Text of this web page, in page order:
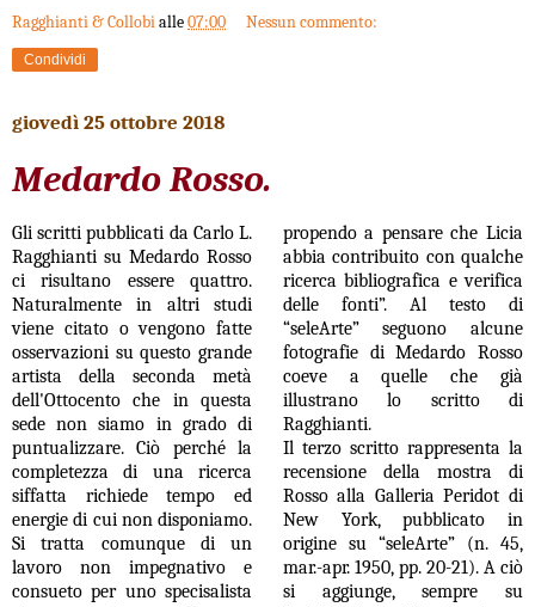
Ragghianti & Collobialle07:00 Nessun commento:
Condividi
giovedì 25 ottobre 2018
Medardo Rosso.
Gli scritti pubblicati da Carlo L.
Ragghianti su Medardo Rosso
ci risultano essere quattro.
Naturalmente in altri studi
viene citato o vengono fatte
osservazioni su questo grande
artista della seconda metà
dell'Ottocento che in questa
sede non siamo in grado di
puntualizzare. Ciò perché la
completezza di una ricerca
siffatta richiede tempo ed
energie di cui non disponiamo.
Si tratta comunque di un
lavoro non impegnativo e
consueto per uno specisalista
propendo a pensare che Licia
abbia contribuito con qualche
ricerca bibliografica e verifica
delle fonti”. Al testo di
“seleArte” seguono alcune
fotografie di Medardo Rosso
coeve a quelle che già
illustrano lo scritto di
Ragghianti.
Il terzo scritto rappresenta la
recensione della mostra di
Rosso alla Galleria Peridot di
New York, pubblicato in
origine su “seleArte” (n. 45,
mar.-apr. 1950, pp. 20-21). A ciò
si aggiunge, sempre su